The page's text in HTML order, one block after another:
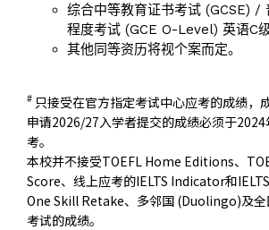
综合中等教育证书考试 (GCSE) /
程度考试 (GCE O-Level) 英语C级
其他同等资历将视个案而定。
# 只接受在官方指定考试中心应考的成绩，
申请2026/27入学者提交的成绩必须于
考。
本校并不接受TOEFL Home Editions、
Score、线上应考的IELTS Indicator和
One Skill Retake、多邻国 (Duolingo)及全
考试的成绩。